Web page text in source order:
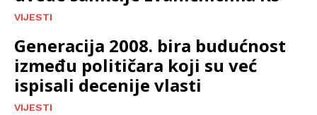
VIJESTI
Generacija 2008. bira budućnost
između političara koji su već
ispisali decenije vlasti
VIJESTI